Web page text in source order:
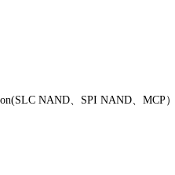
NAND、SPI NAND、MCP